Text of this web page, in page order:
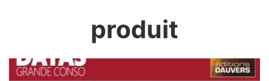
produit